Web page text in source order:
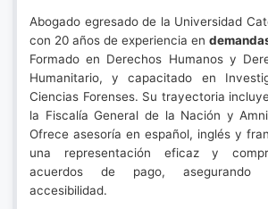
Abogado egresado de la Universidad
con 20 años de experiencia en
Formado en Derechos Humanos y
Humanitario, y capacitado en
Ciencias Forenses. Su trayectoria
la Fiscalía General de la Nación y
Ofrece asesoría en español, inglés y
una representación eficaz y
acuerdos de pago, asegurando
accesibilidad.